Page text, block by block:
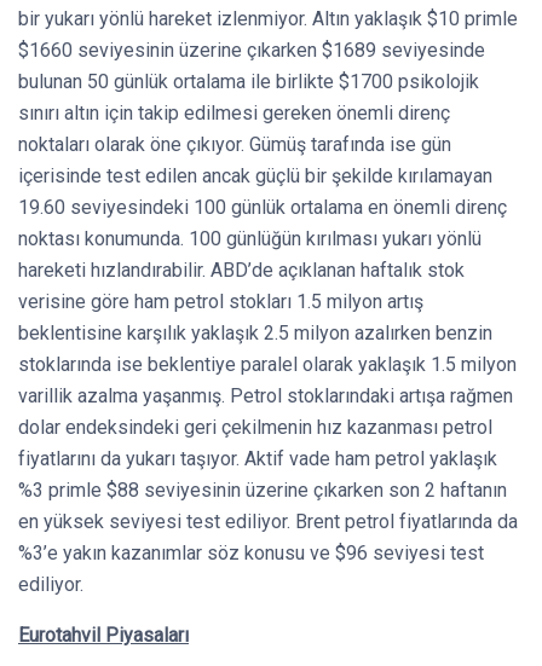
bir yukarı yönlü hareket izlenmiyor. Altın yaklaşık $10 primle
$1660 seviyesinin üzerine çıkarken $1689 seviyesinde
bulunan 50 günlük ortalama ile birlikte $1700 psikolojik
sınırı altın için takip edilmesi gereken önemli direnç
noktaları olarak öne çıkıyor. Gümüş tarafında ise gün
içerisinde test edilen ancak güçlü bir şekilde kırılamayan
19.60 seviyesindeki 100 günlük ortalama en önemli direnç
noktası konumunda. 100 günlüğün kırılması yukarı yönlü
hareketi hızlandırabilir. ABD’de açıklanan haftalık stok
verisine göre ham petrol stokları 1.5 milyon artış
beklentisine karşılık yaklaşık 2.5 milyon azalırken benzin
stoklarında ise beklentiye paralel olarak yaklaşık 1.5 milyon
varillik azalma yaşanmış. Petrol stoklarındaki artışa rağmen
dolar endeksindeki geri çekilmenin hız kazanması petrol
fiyatlarını da yukarı taşıyor. Aktif vade ham petrol yaklaşık
%3 primle $88 seviyesinin üzerine çıkarken son 2 haftanın
en yüksek seviyesi test ediliyor. Brent petrol fiyatlarında da
%3’e yakın kazanımlar söz konusu ve $96 seviyesi test
ediliyor.
Eurotahvil Piyasaları